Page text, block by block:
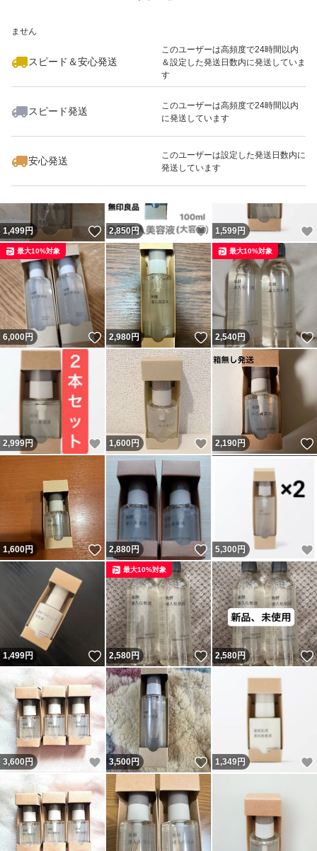
ません
スピード＆安心発送
このユーザーは高頻度で24時間以内
＆設定した発送日数内に発送していま
す
スピード発送
このユーザーは高頻度で24時間以内
に発送しています
安心発送
このユーザーは設定した発送日数内に
発送しています
いいね！
1,550
1,499円 いいね！
2,850円 いいね！
1,599円
6,000円 いいね！
最大10%対象
2,980円 いいね！
2,540円
最大10%対象
2,999円 いいね！
1,600円 いいね！
2,190円
1,600円 いいね！
2,880円 いいね！
5,300 円
1,499円 いいね！
2,580円 いいね！
最大10%対象
2,580円
3,600円 いいね！
3,500円 いいね！
1,349円